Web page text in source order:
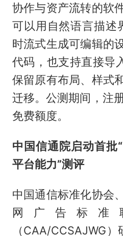
协作与资产流转的软
可以用自然语言描述
时流式生成可编辑的
代码，也支持直接导
保留原有布局、样式
迁移。公测期间，注
免费额度。
中国信通院启动首批
平台能力”测评
中国通信标准化协会
网广告标准
（CAA/CCSAJWG